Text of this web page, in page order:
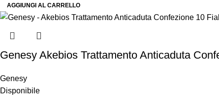
AGGIUNGI AL CARRELLO
Genesy Akebios Trattamento Anticaduta
Genesy
Disponibile